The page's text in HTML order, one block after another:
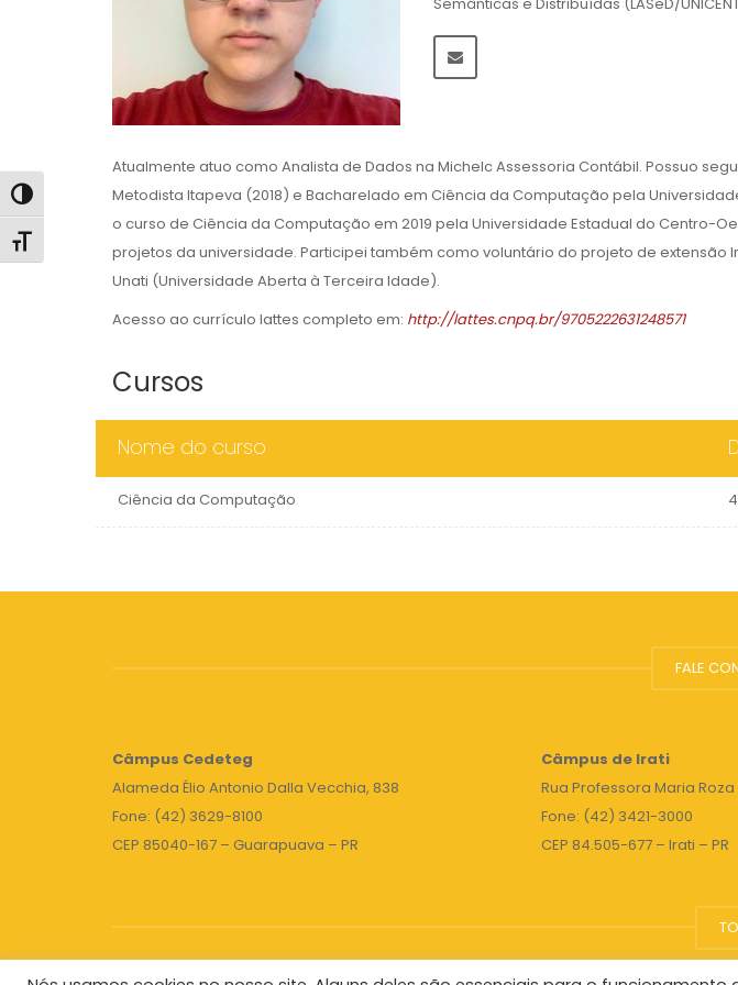
Alternar alto contraste
Alternar tamanho da fonte
Atualmente atuo como Analista de Dados na Michelc Assessoria Contábil. Possuo
Metodista Itapeva (2018) e Bacharelado em Ciência da Computação pela
o curso de Ciência da Computação em 2019 pela Universidade Estadual do Centro-
projetos da universidade. Participei também como voluntário do projeto de extensão
Unati (Universidade Aberta à Terceira Idade).
Acesso ao currículo lattes completo em: http://lattes.cnpq.br/9705222631248571
Cursos
Nome do curso
Ciência da Computação
FALE
Câmpus Cedeteg
Alameda Élio Antonio Dalla Vecchia, 838
Fone: (42) 3629-8100
CEP 85040-167 – Guarapuava – PR
Câmpus de Irati
Rua Professora Maria
Fone: (42) 3421-3000
CEP 84.505-677 – Irati – PR